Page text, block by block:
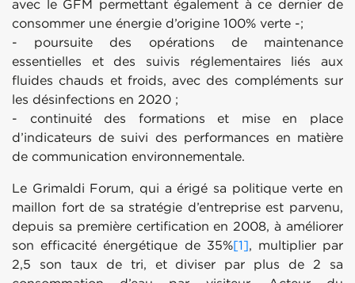
avec le GFM permettant également à ce dernier de
consommer une énergie d’origine 100% verte -;
- poursuite des opérations de maintenance
essentielles et des suivis réglementaires liés aux
fluides chauds et froids, avec des compléments sur
les désinfections en 2020 ;
- continuité des formations et mise en place
d’indicateurs de suivi des performances en matière
de communication environnementale.
Le Grimaldi Forum, qui a érigé sa politique verte en
maillon fort de sa stratégie d’entreprise est parvenu,
depuis sa première certification en 2008, à améliorer
son efficacité énergétique de 35%[1], multiplier par
2,5 son taux de tri, et diviser par plus de 2 sa